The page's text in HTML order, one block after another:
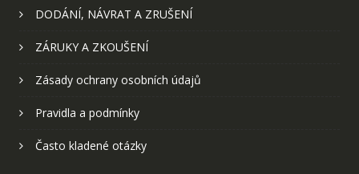
DODÁNÍ, NÁVRAT A ZRUŠENÍ
ZÁRUKY A ZKOUŠENÍ
Zásady ochrany osobních údajů
Pravidla a podmínky
Často kladené otázky